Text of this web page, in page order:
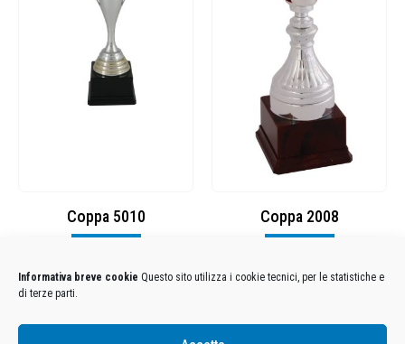
Informativa breve cookie Questo sito utilizza i cookie tecnici, per le statistiche e
di terze parti.
Coppa 5010 Coppa 2008
Condizioni Generali di Utilizzo-Cookies-Privacy